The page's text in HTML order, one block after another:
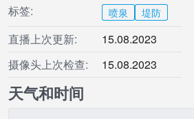
标签:
喷泉 堤防
直播上次更新:
15.08.2023
摄像头上次检查:
15.08.2023
天气和时间